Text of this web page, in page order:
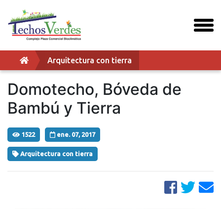
Arquitectura con tierra
Domotecho, Bóveda de
Bambú y Tierra
1522 ene. 07, 2017
Arquitectura con tierra